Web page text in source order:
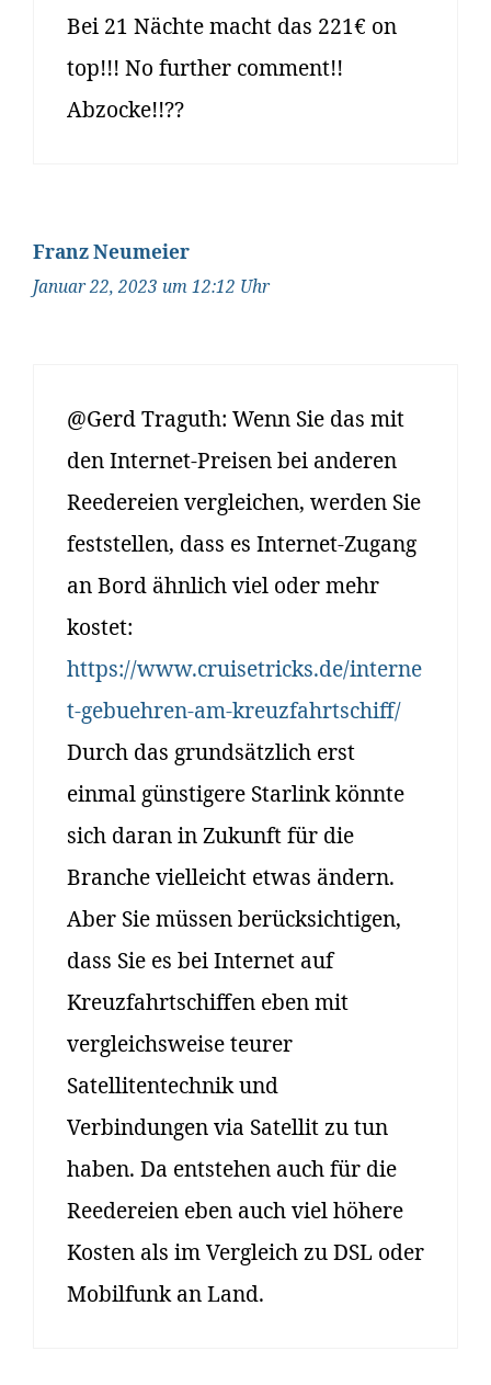
Bei 21 Nächte macht das 221€ on
top!!! No further comment!!
Abzocke!!??
Franz Neumeier
Januar 22, 2023 um 12:12 Uhr
@Gerd Traguth: Wenn Sie das mit
den Internet-Preisen bei anderen
Reedereien vergleichen, werden Sie
feststellen, dass es Internet-Zugang
an Bord ähnlich viel oder mehr
kostet:
https://www.cruisetricks.de/interne
t-gebuehren-am-kreuzfahrtschiff/
Durch das grundsätzlich erst
einmal günstigere Starlink könnte
sich daran in Zukunft für die
Branche vielleicht etwas ändern.
Aber Sie müssen berücksichtigen,
dass Sie es bei Internet auf
Kreuzfahrtschiffen eben mit
vergleichsweise teurer
Satellitentechnik und
Verbindungen via Satellit zu tun
haben. Da entstehen auch für die
Reedereien eben auch viel höhere
Kosten als im Vergleich zu DSL oder
Mobilfunk an Land.